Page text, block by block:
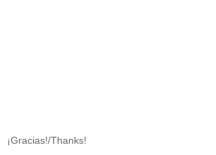
¡Gracias!/Thanks!